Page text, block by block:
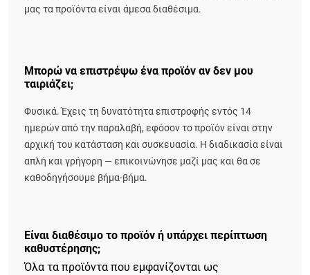
μας τα προϊόντα είναι άμεσα διαθέσιμα.
Μπορώ να επιστρέψω ένα προϊόν αν δεν μου
ταιριάζει;
Φυσικά. Έχεις τη δυνατότητα επιστροφής εντός 14
ημερών από την παραλαβή, εφόσον το προϊόν είναι στην
αρχική του κατάσταση και συσκευασία. Η διαδικασία είναι
απλή και γρήγορη — επικοινώνησε μαζί μας και θα σε
καθοδηγήσουμε βήμα-βήμα.
Είναι διαθέσιμο το προϊόν ή υπάρχει περίπτωση
καθυστέρησης;
Όλα τα προϊόντα που εμφανίζονται ως